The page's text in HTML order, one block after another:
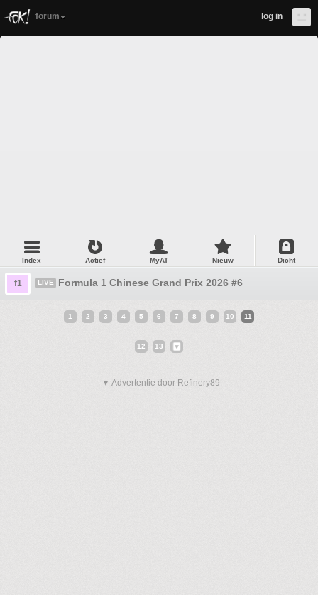
forum log in
Index Actief MyAT Nieuw Dicht
f1 LIVE Formula 1 Chinese Grand Prix 2026 #6
1 2 3 4 5 6 7 8 9 10 11
12 13
▼ Advertentie door Refinery89